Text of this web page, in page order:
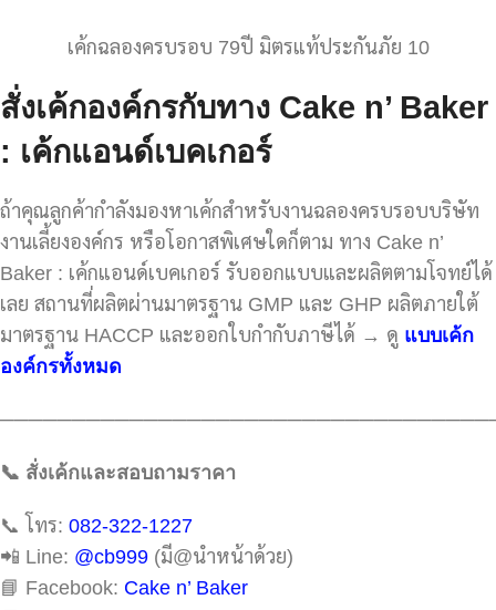
เค้กฉลองครบรอบ 79ปี มิตรแท้ประกันภัย 10
สั่งเค้กองค์กรกับทาง Cake n’ Baker
: เค้กแอนด์เบคเกอร์
ถ้าคุณลูกค้ากำลังมองหาเค้กสำหรับงานฉลองครบรอบบริษัท
งานเลี้ยงองค์กร หรือโอกาสพิเศษใดก็ตาม ทาง Cake n’
Baker : เค้กแอนด์เบคเกอร์ รับออกแบบและผลิตตามโจทย์ได้
เลย สถานที่ผลิตผ่านมาตรฐาน GMP และ GHP ผลิตภายใต้
มาตรฐาน HACCP และออกใบกำกับภาษีได้ → ดู แบบเค้ก
องค์กรทั้งหมด
📞 สั่งเค้กและสอบถามราคา
📞 โทร: 082-322-1227
📲 Line: @cb999 (มี@นำหน้าด้วย)
📘 Facebook: Cake n’ Baker